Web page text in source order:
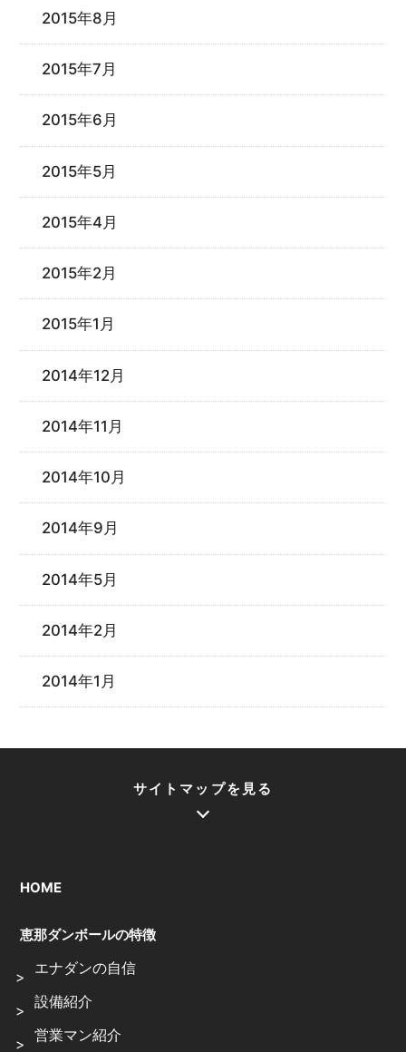
2015年8月
2015年7月
2015年6月
2015年5月
2015年4月
2015年2月
2015年1月
2014年12月
2014年11月
2014年10月
2014年9月
2014年5月
2014年2月
2014年1月
サイトマップを見る
HOME
恵那ダンボールの特徴
エナダンの自信
設備紹介
営業マン紹介